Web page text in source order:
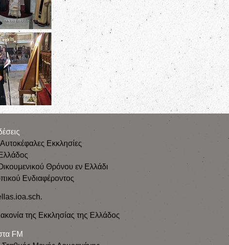
Εκκλησίες
Θρόνου εν Ελλάδι
Ενδιαφέροντος
της Εκκλησίας της Ελλάδος
FM